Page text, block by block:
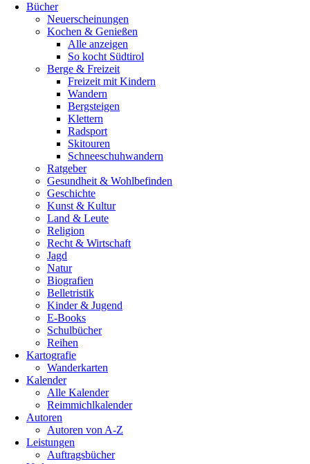
Bücher
Neuerscheinungen
Kochen & Genießen
Alle anzeigen
So kocht Südtirol
Berge & Freizeit
Freizeit mit Kindern
Wandern
Bergsteigen
Klettern
Radsport
Skitouren
Schneeschuhwandern
Ratgeber
Gesundheit & Wohlbefinden
Geschichte
Kunst & Kultur
Land & Leute
Religion
Recht & Wirtschaft
Jagd
Natur
Biografien
Belletristik
Kinder & Jugend
E-Books
Schulbücher
Reihen
Kartografie
Wanderkarten
Kalender
Alle Kalender
Reimmichlkalender
Autoren
Autoren von A-Z
Leistungen
Auftragsbücher